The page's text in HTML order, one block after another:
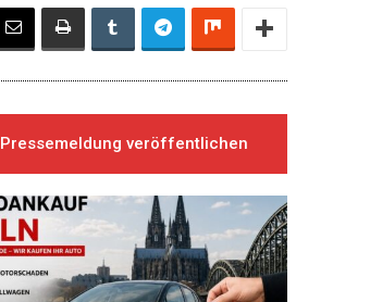
Pressemeldung veröffentlichen